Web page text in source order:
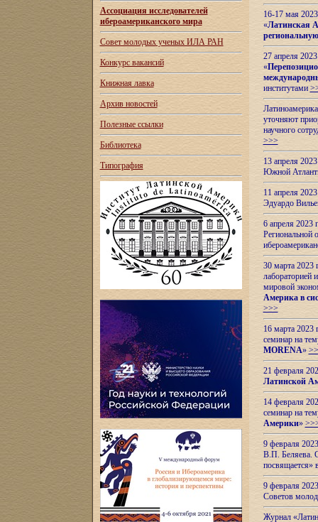
Ассоциация исследователей
ибероамериканского мира
Совет молодых ученых ИЛА РАН
Конкурс вакансий
Книжная лавка
Архив новостей
Полезные ссылки
Библиотека
Типография
16-17 мая
«Латинская
27 апреля
«
институтами
уточняют
научного
>>>
13 апреля
Южной
11 апреля
Эдуардо
6 апреля
Региональной
30 марта 2023
лабораторией
мировой
Америка в
>>>
16 марта 2023
семинар на
MORENA»
21 февраля
Латинской
14 февраля
семинар на
Америки»
9 февраля
В.П. Беляева.
посвящается»
9 февраля
Советов
Журнал